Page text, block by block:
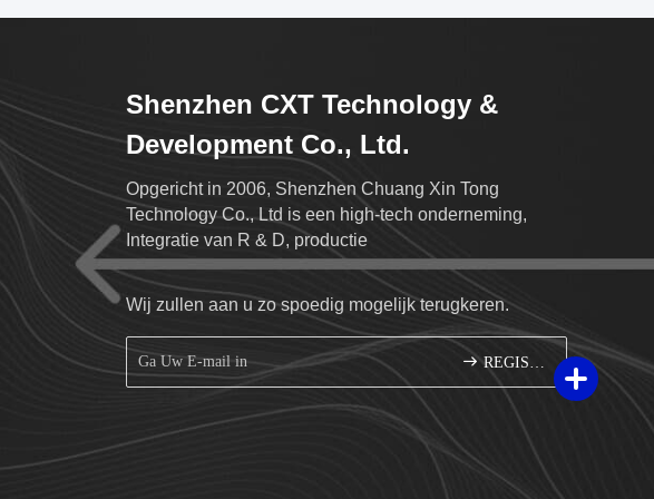
Shenzhen CXT Technology &
Development Co., Ltd.
Opgericht in 2006, Shenzhen Chuang Xin Tong
Technology Co., Ltd is een high-tech onderneming,
Integratie van R & D, productie
Wij zullen aan u zo spoedig mogelijk terugkeren.
REGISTREREN